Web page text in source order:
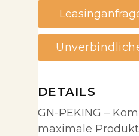
DETAILS
GN-PEKING –
maximale